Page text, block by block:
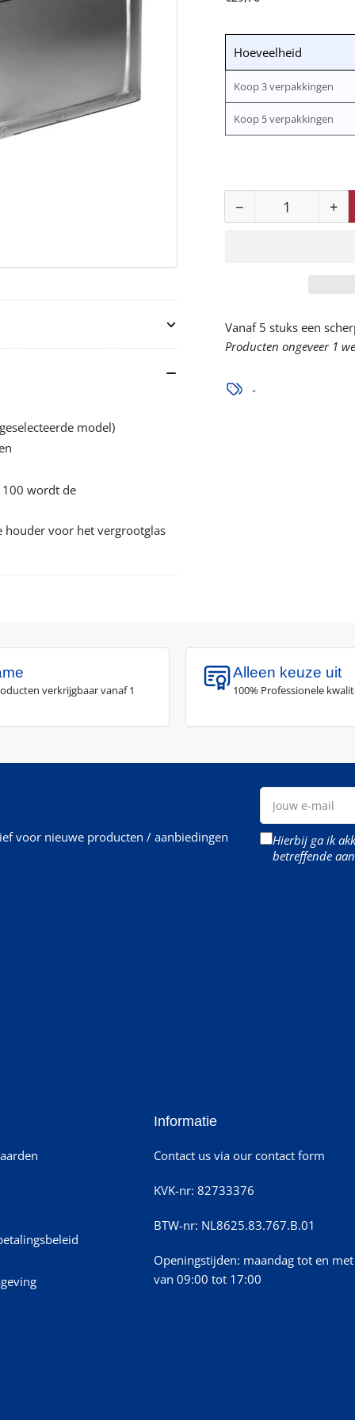
Hoeveelheid
Koop 3 verpakkingen
Koop 5 verpakkingen
−Aantal
2,5
verlagen
Aantal +
2,5
Vanaf 5 stuks een
Producten ongeveer 1
-
model)
wordt de
voor het vergrootglas
verkrijgbaar vanaf 1
Alleen keuze uit
100% Professionele
voor nieuwe producten / aanbiedingen
Jouw
mail
Hierbij ga ik
betreffende
Informatie
Contact us via our contact form
KVK-nr: 82733376
BTW-nr: NL8625.83.767.B.01
Openingstijden: maandag tot en
van 09:00 tot 17:00